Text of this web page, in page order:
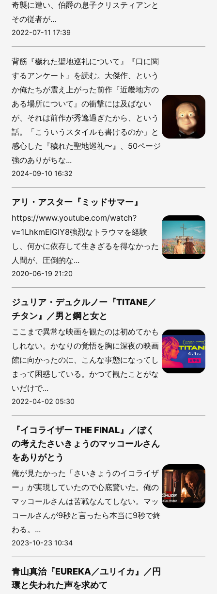
奇襲に遭い、伯爵の息子クリスティアンと
その従者が...
2022-07-11 17:39
背筋『穢れた聖地巡礼について』『口に関
するアンケート』を読む。大傑作、という
か俺たちが震え上がった前作『近畿地方の
ある場所について』の衝撃には及ばない
が、それは前作が秀逸過ぎたから、という
話。「こういうスタイルも書けるのか」と
感心した『穢れた聖地巡礼〜』、50ページ
強のありがちな...
2024-09-10 16:32
アリ・アスター『ミッドサマー』
https://www.youtube.com/watch?
v=1LhkmEIGIY8強烈なトラウマを経験
し、何かに依存して生きざるを得なかった
人間が、圧倒的な...
2020-06-19 21:20
ジュリア・デュクルノー『TITANE／
チタン』／男と鋼と女と
ここまで異常な映画を観たのは初めてかも
しれない。かなりの覚悟を胸に深夜の映画
館に向かったのに、こんな事態になってし
まって困惑している。かつて観たことがな
いだけで...
2022-04-02 05:30
『イコライザー THE FINAL』／ぼく
の考えたさいきょうのマッコールさん
をありがとう
俺が見たかった「さいきょうのイコライザ
ー」が実現していたので心底驚いた。俺の
マッコールさんは苦戦なんてしない。マッ
コールさんが9秒と言ったら本当に9秒で終
わる。...
2023-10-23 10:34
青山真治『EUREKA／ユリイカ』／円
環と失われた声を求めて